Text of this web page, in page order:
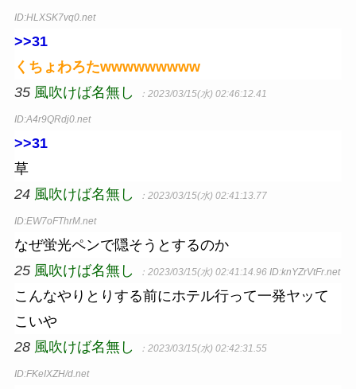
ID:HLXSK7vq0.net
>>31
くちょわろたwwwwwwwww
35 風吹けば名無し ：2023/03/15(水) 02:46:12.41
ID:A4r9QRdj0.net
>>31
草
24 風吹けば名無し ：2023/03/15(水) 02:41:13.77
ID:EW7oFThrM.net
なぜ蛍光ペンで隠そうとするのか
25 風吹けば名無し ：2023/03/15(水) 02:41:14.96 ID:knYZrVtFr.net
こんなやりとりする前にホテル行って一発ヤッて
こいや
28 風吹けば名無し ：2023/03/15(水) 02:42:31.55
ID:FKeIXZH/d.net